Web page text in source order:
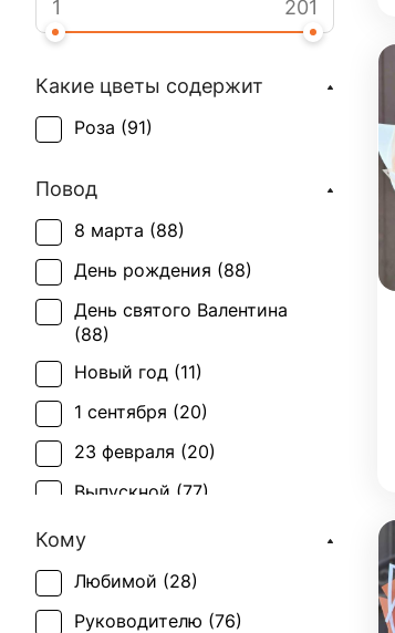
Какие цветы содержит
Роза (91)
Повод
8 марта (88)
День рождения (88)
День святого Валентина
(88)
Новый год (11)
1 сентября (20)
23 февраля (20)
Выпускной (77)
День матери (
День учителя (
Пасха (
Кому
Любимой (28)
Руководителю (76)